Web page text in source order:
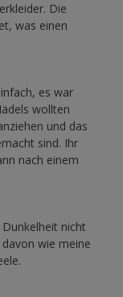
Die
was einen
es war
wollten
und das
sind. Ihr
nach einem
nicht
wie meine